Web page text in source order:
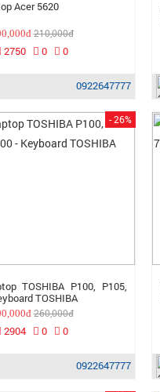
Acer 5620
210,000đ
2750 0 0
0922647777
- 26%
TOSHIBA P100, P105,
TOSHIBA
260,000đ
2904 0 0
0922647777